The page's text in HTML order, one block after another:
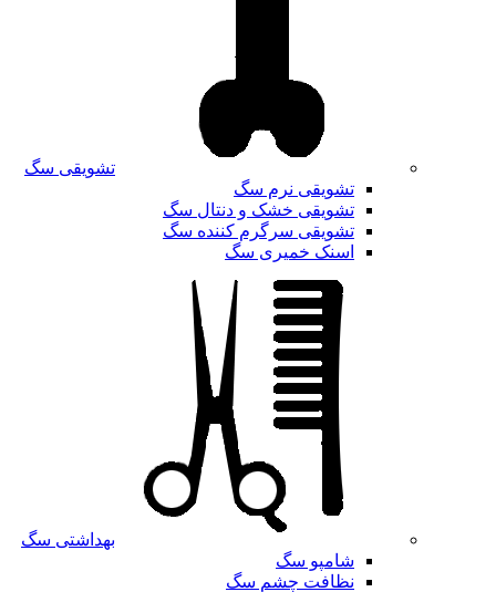
تشویقی سگ
تشویقی نرم سگ
تشویقی خشک و دنتال سگ
تشویقی سرگرم کننده سگ
اسنک خمیری سگ
بهداشتی سگ
شامپو سگ
نظافت چشم سگ